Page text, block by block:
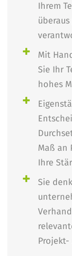
Ihrem
Mit
Sie Ihr
hohes
Maß an
Ihre
Sie